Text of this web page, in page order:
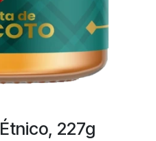
227g